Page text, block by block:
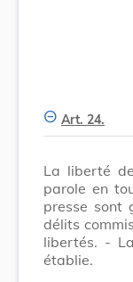
Art. 24.
La liberté
parole en
presse sont
délits
libertés. -
établie.